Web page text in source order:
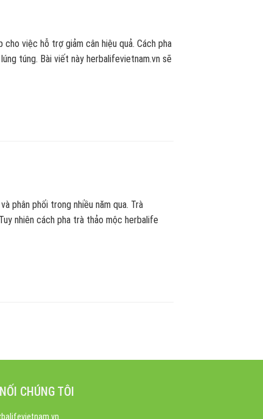
việc hỗ trợ giảm cân hiệu quả. Cách pha
túng. Bài viết này herbalifevietnam.vn sẽ
phân phối trong nhiều năm qua. Trà
nhiên cách pha trà thảo mộc herbalife
CHÚNG TÔI